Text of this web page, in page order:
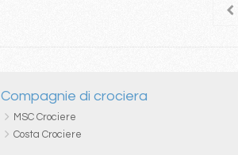
133
Compagnie di crociera
MSC Crociere
Costa Crociere